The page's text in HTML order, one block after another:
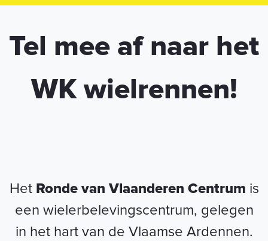
Tel mee af naar het
WK wielrennen!
Het Ronde van Vlaanderen Centrum is
een wielerbelevingscentrum, gelegen
in het hart van de Vlaamse Ardennen.